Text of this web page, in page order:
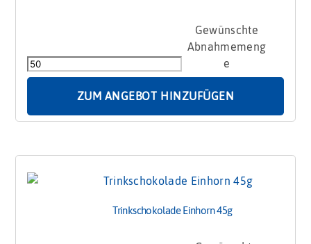
50g
Menge
ZUM ANGEBOT HINZUFÜGEN
Trinkschokolade Einhorn 45g